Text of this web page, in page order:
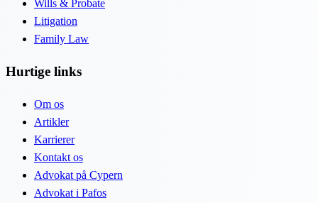
Wills & Probate
Litigation
Family Law
Hurtige links
Om os
Artikler
Karrierer
Kontakt os
Advokat på Cypern
Advokat i Pafos